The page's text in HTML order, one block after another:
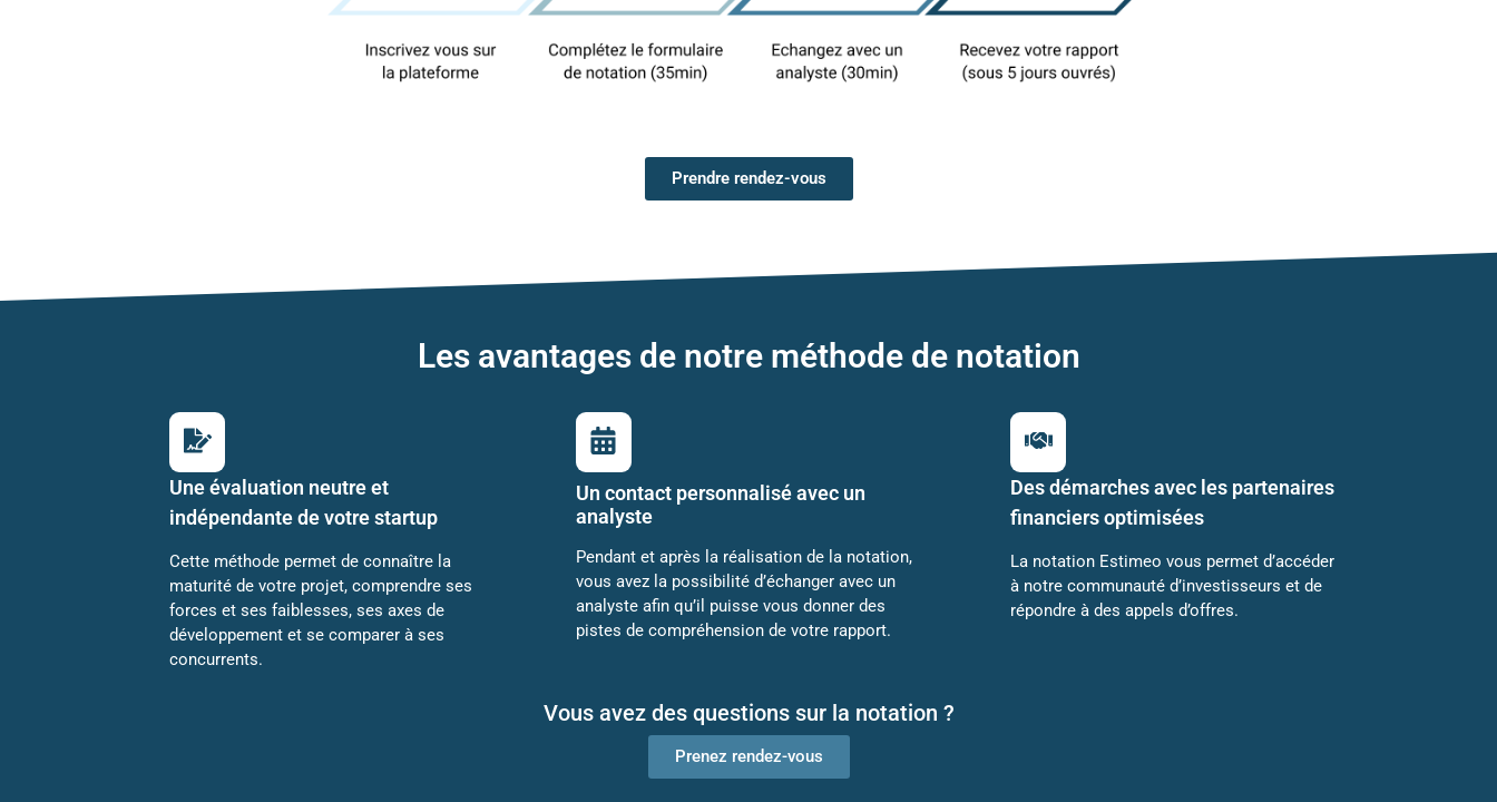
Prendre rendez-vous
Les avantages de notre méthode de notation
Une évaluation neutre et
indépendante de votre startup
Cette méthode permet de connaître la
maturité de votre projet, comprendre ses
forces et ses faiblesses, ses axes de
développement et se comparer à ses
concurrents.
Un contact personnalisé avec un
analyste
Pendant et après la réalisation de la notation,
vous avez la possibilité d’échanger avec un
analyste afin qu’il puisse vous donner des
pistes de compréhension de votre rapport.
Des démarches avec les partenaires
financiers optimisées
La notation Estimeo vous permet d’accéder
à notre communauté d’investisseurs et de
répondre à des appels d’offres.
Vous avez des questions sur la notation ?
Prenez rendez-vous